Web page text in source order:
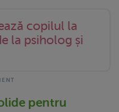
copilul la
la psiholog și
pentru